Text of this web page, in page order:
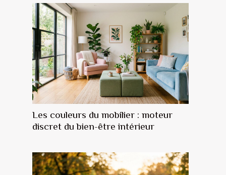
Les couleurs du mobilier : moteur
discret du bien-être intérieur